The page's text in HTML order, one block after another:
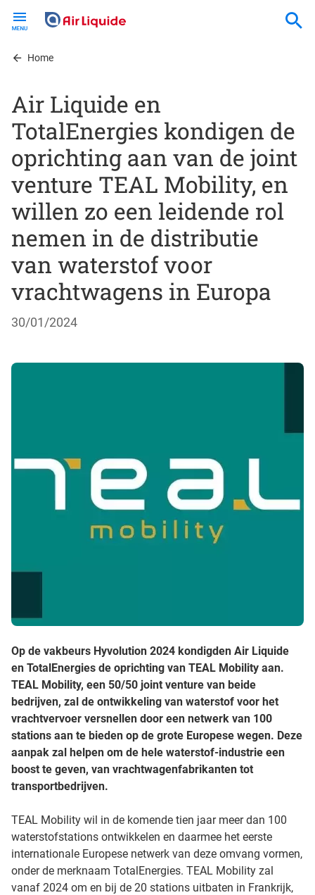
contentHome
Air Liquide en
TotalEnergies kondigen de
oprichting aan van de joint
venture TEAL Mobility, en
willen zo een leidende rol
nemen in de distributie
van waterstof voor
vrachtwagens in Europa
30/01/2024
Op de vakbeurs Hyvolution 2024 kondigden Air Liquide
en TotalEnergies de oprichting van TEAL Mobility aan.
TEAL Mobility, een 50/50 joint venture van beide
bedrijven, zal de ontwikkeling van waterstof voor het
vrachtvervoer versnellen door een netwerk van 100
stations aan te bieden op de grote Europese wegen. Deze
aanpak zal helpen om de hele waterstof-industrie een
boost te geven, van vrachtwagenfabrikanten tot
transportbedrijven.
TEAL Mobility wil in de komende tien jaar meer dan 100
waterstofstations ontwikkelen en daarmee het eerste
internationale Europese netwerk van deze omvang vormen,
onder de merknaam TotalEnergies. TEAL Mobility zal
vanaf 2024 om en bij de 20 stations uitbaten in Frankrijk,